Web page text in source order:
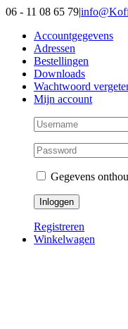
Ga
inhoud
06 - 11 08 65 79|
Accountgegevens
Adressen
Bestellingen
Downloads
Wachtwoord
Mijn account
Gegevens
Registreren
Winkelwagen